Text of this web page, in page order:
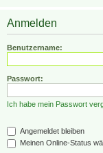
Anmelden
Benutzername:
Passwort:
Ich habe mein Passwort
Angemeldet bleiben
Meinen Online-Status